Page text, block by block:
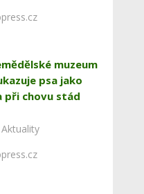
muzeum
psa jako
při chovu stád
Aktuality